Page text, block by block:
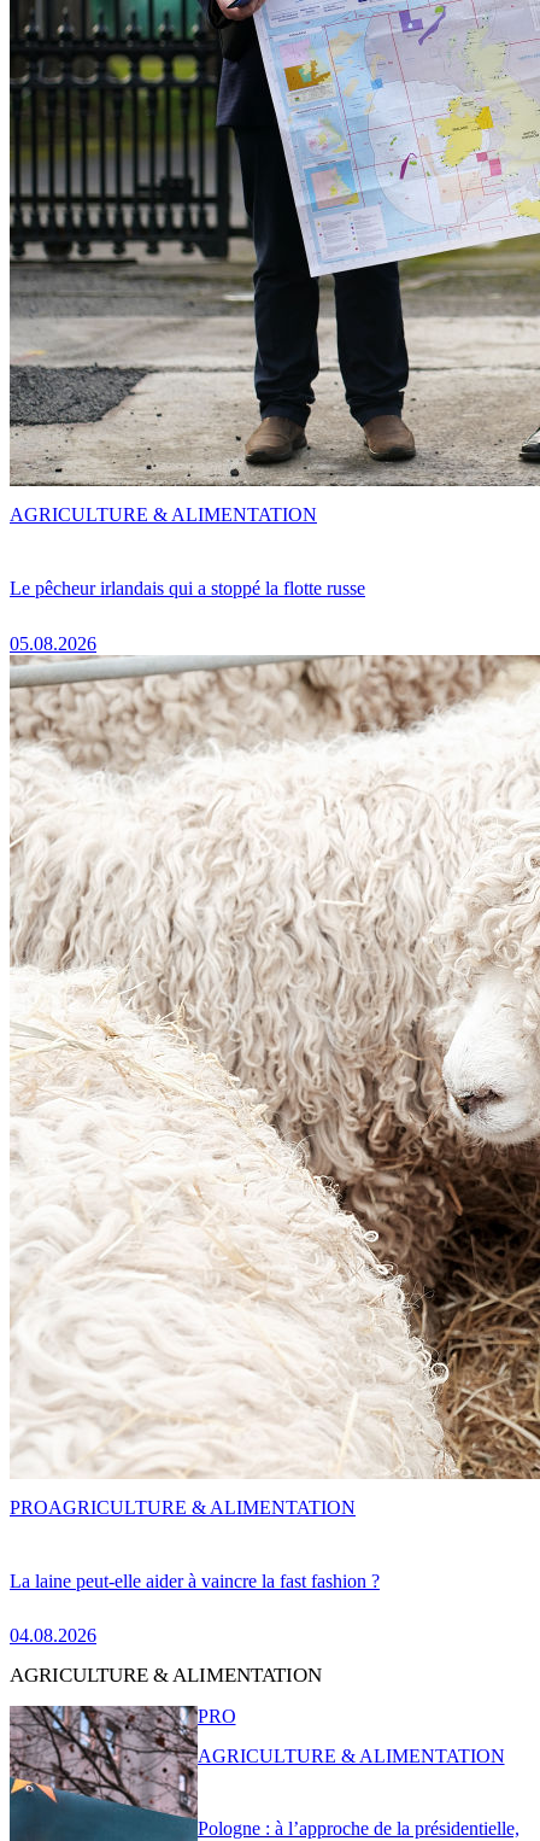
Le pêcheur irlandais qui a stoppé la flotte russe
05.08.2026
AGRICULTURE & ALIMENTATION
La laine peut-elle aider à vaincre la fast fashion ?
04.08.2026
PROAGRICULTURE & ALIMENTATION
AGRICULTURE & ALIMENTATION
Pologne : à l’approche de la présidentielle,
PRO
AGRICULTURE & ALIMENTATION